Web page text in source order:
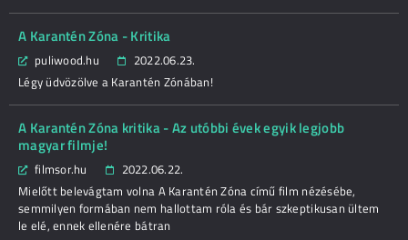
A Karantén Zóna - Kritika
puliwood.hu
2022.06.23.
Légy üdvözölve a Karantén Zónában!
A Karantén Zóna kritika - Az utóbbi évek egyik legjobb
magyar filmje!
filmsor.hu
2022.06.22.
Mielőtt belevágtam volna A Karantén Zóna című film nézésébe,
semmilyen formában nem hallottam róla és bár szkeptikusan ültem
le elé, ennek ellenére bátran